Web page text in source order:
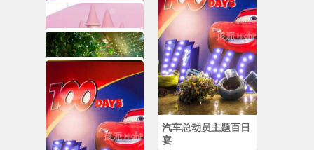
汽车总动员主题百日
宴
粉色百天宴